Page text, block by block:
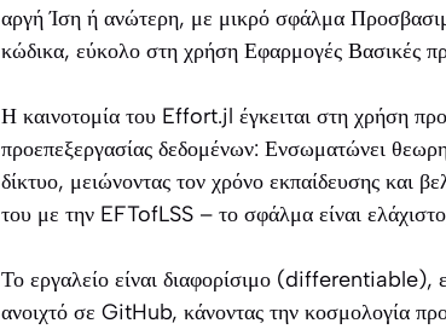
αργή Ίση ή ανώτερη, με μικρό σφάλμα
κώδικα, εύκολο στη χρήση Εφαρμογές Βασικές
Η καινοτομία του Effort.jl έγκειται στη χρήση
προεπεξεργασίας δεδομένων: Ενσωματώνει
δίκτυο, μειώνοντας τον χρόνο εκπαίδευσης και
του με την EFTofLSS – το σφάλμα είναι
Το εργαλείο είναι διαφορίσιμο (differentiable),
ανοιχτό σε GitHub, κάνοντας την κοσμολογία